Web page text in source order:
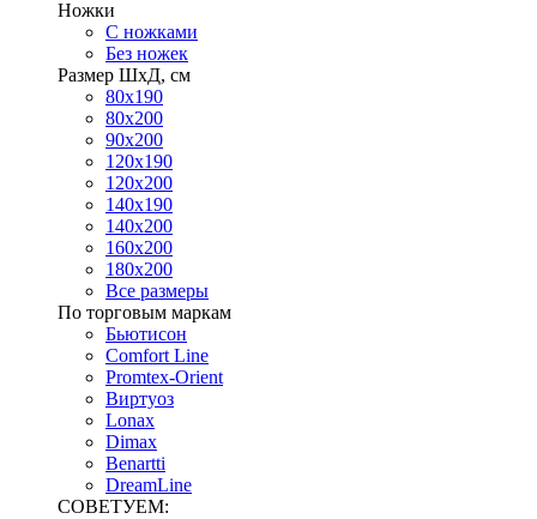
Ножки
С ножками
Без ножек
Размер ШхД, см
80х190
80х200
90х200
120х190
120х200
140х190
140х200
160х200
180х200
Все размеры
По торговым маркам
Бьютисон
Comfort Line
Promtex-Orient
Виртуоз
Lonax
Dimax
Benartti
DreamLine
СОВЕТУЕМ: